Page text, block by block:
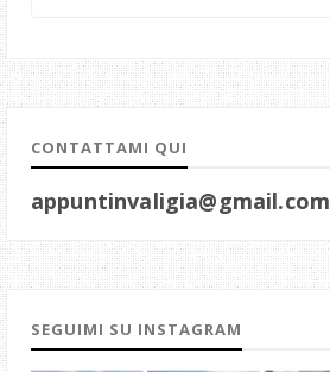
CONTATTAMI QUI
appuntinvaligia@gmail.com
SEGUIMI SU INSTAGRAM